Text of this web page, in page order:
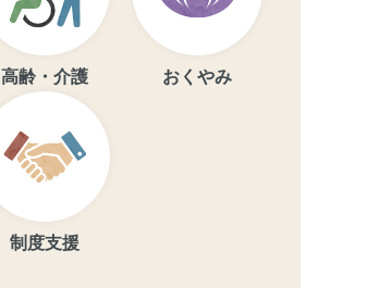
高齢・介護 おくやみ
制度支援